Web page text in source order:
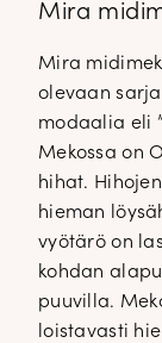
Mira
Mira
olevaan
modaalia eli
Mekossa on
hihat.
hieman
vyötärö on
kohdan
puuvilla.
loistavasti